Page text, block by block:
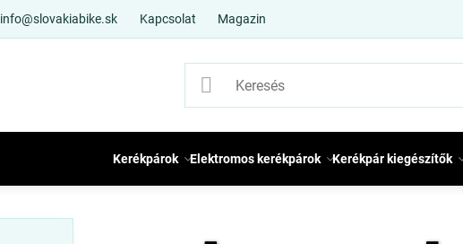
info@slovakiabike.sk Kapcsolat Magazin
Kerékpárok Elektromos kerékpárok Kerékpár kiegészítők